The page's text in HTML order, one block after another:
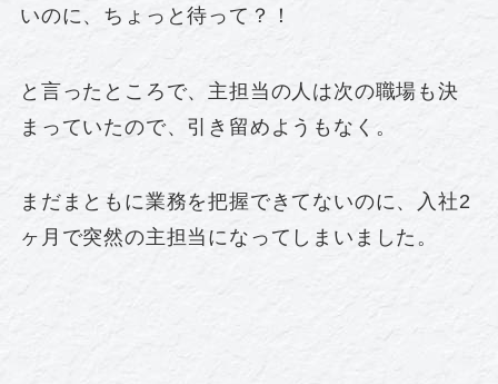
いのに、ちょっと待って？！
と言ったところで、主担当の人は次の職場も決
まっていたので、引き留めようもなく。
まだまともに業務を把握できてないのに、入社2
ヶ月で突然の主担当になってしまいました。